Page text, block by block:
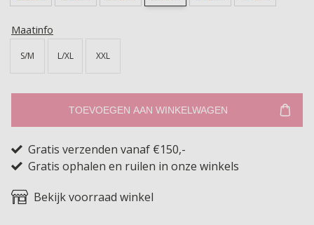
Maatinfo
S/M L/XL XXL
TOEVOEGEN AAN WINKELWAGEN
Gratis verzenden vanaf €150,-
Gratis ophalen en ruilen in onze winkels
Bekijk voorraad winkel